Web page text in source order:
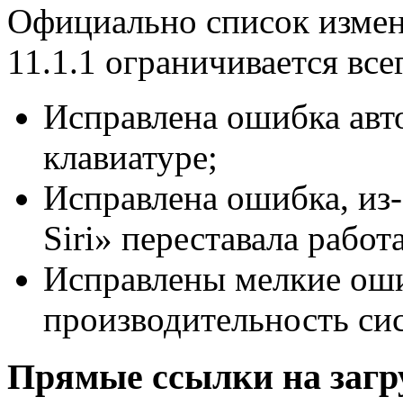
Официально список
11.1.1 ограничивается
Исправлена ошибка
клавиатуре;
Исправлена ошибка,
Siri» переставала
Исправлены мелкие
производительность
Прямые ссылки на